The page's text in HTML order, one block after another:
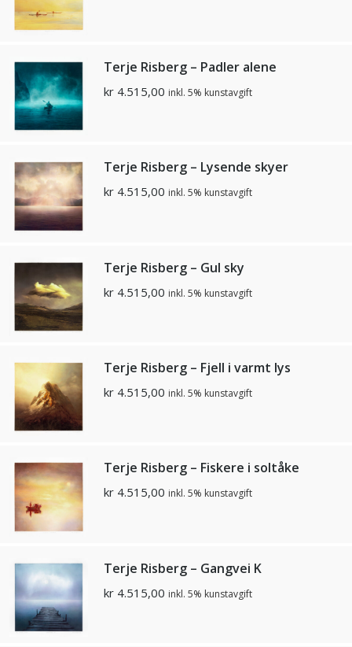
Terje Risberg – Padler alene
kr 4.515,00 inkl. 5% kunstavgift
Terje Risberg – Lysende skyer
kr 4.515,00 inkl. 5% kunstavgift
Terje Risberg – Gul sky
kr 4.515,00 inkl. 5% kunstavgift
Terje Risberg – Fjell i varmt lys
kr 4.515,00 inkl. 5% kunstavgift
Terje Risberg – Fiskere i soltåke
kr 4.515,00 inkl. 5% kunstavgift
Terje Risberg – Gangvei K
kr 4.515,00 inkl. 5% kunstavgift